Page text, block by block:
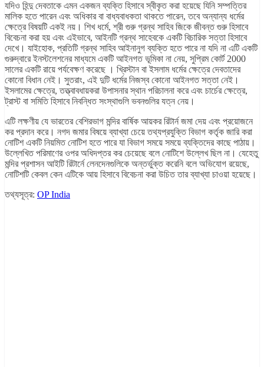
যদিও হিন্দু দেবতাকে এমন একজন ব্যক্তি হিসাবে স্বীকৃত করা হয়েছে যিনি সম্পত্তির
মালিক হতে পারেন এবং অধিকার বা বাধ্যবাধকতা থাকতে পারেন, তবে অন্যান্য ধর্মের
ক্ষেত্রে বিষয়টি একই নয়। শিখ ধর্মে, শ্রী গুরু গ্রন্থ সাহিব জিকে জীবন্ত গুরু হিসাবে
বিবেচনা করা হয় এবং এইভাবে, আইনটি গ্রন্থ সাহেবকে একটি বিচারিক সত্তা হিসাবে
দেখে। যাইহোক, প্রতিটি গ্রন্থ সাহিব আইনানুগ ব্যক্তি হতে পারে না যদি না এটি একটি
গুরুদ্বারে ইনস্টলেশনের মাধ্যমে একটি আইনগত ভূমিকা না নেয়, সুপ্রিম কোর্ট 2000
সালের একটি রায়ে পর্যবেক্ষণ করেছে । খ্রিস্টান বা ইসলাম ধর্মের ক্ষেত্রে দেবতাদের
কোনো বিধান নেই। সুতরাং, এই দুটি ধর্মের নিজস্ব কোনো আইনগত সত্তা নেই।
ইসলামের ক্ষেত্রে, তত্ত্বাবধায়করা উপাসনার স্থান পরিচালনা করে এবং চার্চের ক্ষেত্রে,
ট্রাস্ট বা সমিতি হিসাবে নিবন্ধিত সংস্থাগুলি ভবনগুলির যত্ন নেয়।
এটি লক্ষণীয় যে ভারতের বেশিরভাগ মন্দির বার্ষিক আয়কর রিটার্ন জমা দেয় এবং প্রয়োজনে
কর প্রদান করে। নগদ জমার বিষয়ে ব্যাখ্যা চেয়ে তথ্যপ্রযুক্তি বিভাগ কর্তৃক জারি করা
নোটিশ একটি নিয়মিত নোটিশ হতে পারে যা বিভাগ সময়ে সময়ে ব্যক্তিদের কাছে পাঠায়।
উল্লেখিত পরিমাণের ওপর অধিদপ্তর কর চেয়েছে বলে নোটিশে উল্লেখ ছিল না। যেহেতু
মন্দির প্রশাসন আইটি রিটার্নে লেনদেনগুলিকে অন্তর্ভুক্ত করেনি বলে অভিযোগ রয়েছে,
নোটিশটি কেবল কেন এটিকে আয় হিসাবে বিবেচনা করা উচিত তার ব্যাখ্যা চাওয়া হয়েছে।
তথ্যসূত্র: OP India